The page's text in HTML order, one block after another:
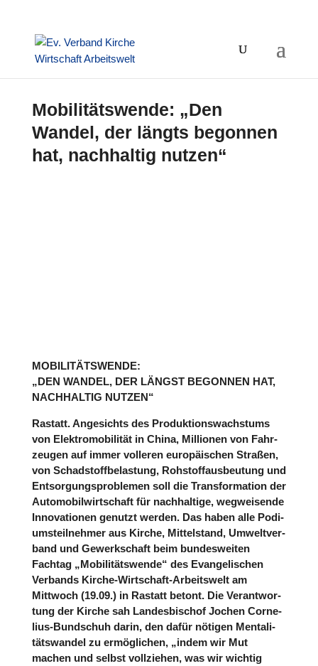
Mobilitätswende: „Den
Wandel, der längts begonnen
hat, nachhaltig nutzen“
MOBILITÄTSWENDE:
„DEN WANDEL, DER LÄNGST BEGONNEN HAT,
NACHHALTIG NUTZEN“
Rastatt. Ange­sichts des Pro­duk­ti­ons­wachs­tums
von Elek­tro­mo­bi­li­tät in China, Mil­lio­nen von Fahr­
zeu­gen auf immer volleren euro­päi­schen Straßen,
von Schad­stoff­be­las­tung, Roh­stoff­aus­beu­tung und
Ent­sor­gungs­pro­ble­men soll die Trans­for­ma­tion der
Auto­mo­bil­wirt­schaft für nach­hal­tige, weg­wei­sende
Inno­va­tio­nen genutzt werden. Das haben alle Podi­
ums­teil­neh­mer aus Kirche, Mit­tel­stand, Umwelt­ver­
band und Gewerk­schaft beim bun­des­wei­ten
Fachtag „Mobi­li­täts­wende“ des Evan­ge­li­schen
Verbands Kirche-Wirt­schaft-Arbeits­welt am
Mittwoch (19.09.) in Rastatt betont. Die Ver­ant­wor­
tung der Kirche sah Lan­des­bi­schof Jochen Cor­ne­
lius-Bund­schuh darin, den dafür nötigen Men­ta­li­
täts­wan­del zu ermög­li­chen, „indem wir Mut
machen und selbst voll­zie­hen, was wir wichtig